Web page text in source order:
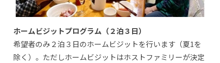
ホームビジットプログラム（２泊３日）
希望者のみ２泊３日のホームビジットを行います（夏1を
除く）。ただしホームビジットはホストファミリーが決定